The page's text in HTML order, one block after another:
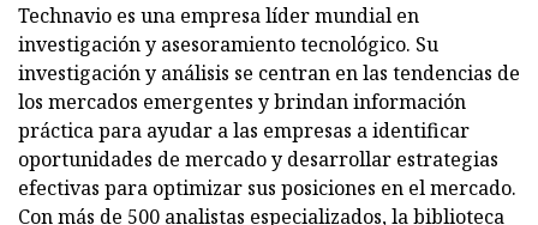
Technavio es una empresa líder mundial en
investigación y asesoramiento tecnológico. Su
investigación y análisis se centran en las tendencias de
los mercados emergentes y brindan información
práctica para ayudar a las empresas a identificar
oportunidades de mercado y desarrollar estrategias
efectivas para optimizar sus posiciones en el mercado.
Con más de 500 analistas especializados, la biblioteca